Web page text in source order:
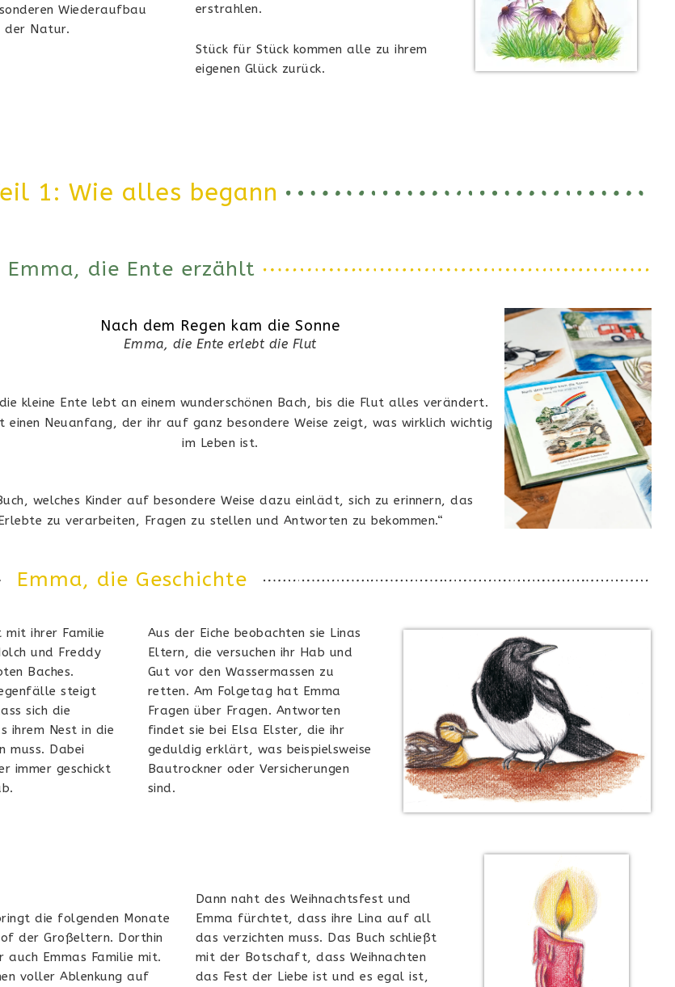
Wiederaufbau
der Natur.
erstrahlen.
Stück für Stück kommen alle zu ihrem
eigenen Glück zurück.
1: Wie alles begann
Emma, die Ente erzählt
Nach dem Regen kam die Sonne
Emma, die Ente erlebt die Flut
kleine Ente lebt an einem wunderschönen Bach, bis die Flut alles verändert.
einen Neuanfang, der ihr auf ganz besondere Weise zeigt, was wirklich wichtig
im Leben ist.
welches Kinder auf besondere Weise dazu einlädt, sich zu erinnern, das
zu verarbeiten, Fragen zu stellen und Antworten zu bekommen.“
Emma, die Geschichte
mit ihrer Familie
und Freddy
Baches.
steigt
sich die
ihrem Nest in die
muss. Dabei
immer geschickt
Aus der Eiche beobachten sie Linas
Eltern, die versuchen ihr Hab und
Gut vor den Wassermassen zu
retten. Am Folgetag hat Emma
Fragen über Fragen. Antworten
findet sie bei Elsa Elster, die ihr
geduldig erklärt, was beispielsweise
Bautrockner oder Versicherungen
sind.
die folgenden Monate
der Großeltern. Dorthin
auch Emmas Familie mit.
voller Ablenkung auf
Dann naht des Weihnachtsfest und
Emma fürchtet, dass ihre Lina auf all
das verzichten muss. Das Buch schließt
mit der Botschaft, dass Weihnachten
das Fest der Liebe ist und es egal ist,